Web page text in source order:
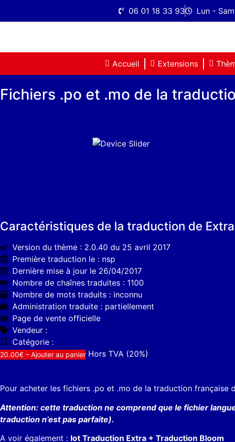
06 01 18 33 93 Lun -
Accueil Extensions
Fichiers .po et .mo de la
Caractéristiques de la traduction de Extra
Version du thème : 2.0.40 du 25 avril 2017
Première traduction le : nsp
Dernière mise à jour le 26/04/2017
Nombre de chaînes traduites : 1100
Nombre de mots traduits : inconnu
Administration traduite : partiellement
Page de vente officielle
Vendeur :
Catégorie :
20.00€ – Ajouter au panier Hors TVA (20%)
Pour acheter les fichiers .po et .mo de la traduction française
Attention: cette traduction ne comprend que le fichier
traduction n’est pas parfaite).
A voir également : lot Traduction Extra + Traduction Bloom